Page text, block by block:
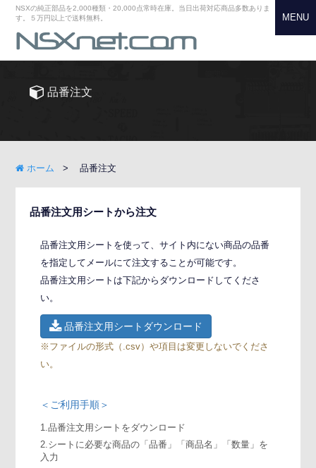
NSXの純正部品を2,000種類・20,000点常時在庫。当日出荷対応商品多数ありま
す。５万円以上で送料無料。
MENU
品番注文
ホーム 品番注文
品番注文用シートから注文
品番注文用シートを使って、サイト内にない商品の品番
を指定してメールにて注文することが可能です。
品番注文用シートは下記からダウンロードしてくださ
い。
品番注文用シートダウンロード
※ファイルの形式（.csv）や項目は変更しないでくださ
い。
＜ご利用手順＞
1.品番注文用シートをダウンロード
2.シートに必要な商品の「品番」「商品名」「数量」を
入力